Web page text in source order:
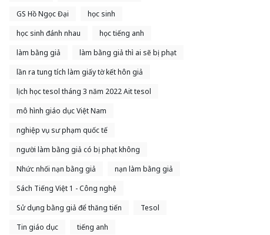
GS Hồ Ngọc Đại
học sinh
học sinh đánh nhau
học tiếng anh
làm bằng giả
làm bằng giả thì ai sẽ bị phạt
lần ra tung tích làm giấy tờ kết hôn giả
lịch học tesol tháng 3 năm 2022 Ait tesol
mô hình giáo dục Việt Nam
nghiệp vụ sư phạm quốc tế
người làm bằng giả có bị phạt không
Nhức nhối nạn bằng giả
nạn làm bằng giả
Sách Tiếng Việt 1 - Công nghệ
Sử dụng bằng giả để thăng tiến
Tesol
Tin giáo dục
tiếng anh